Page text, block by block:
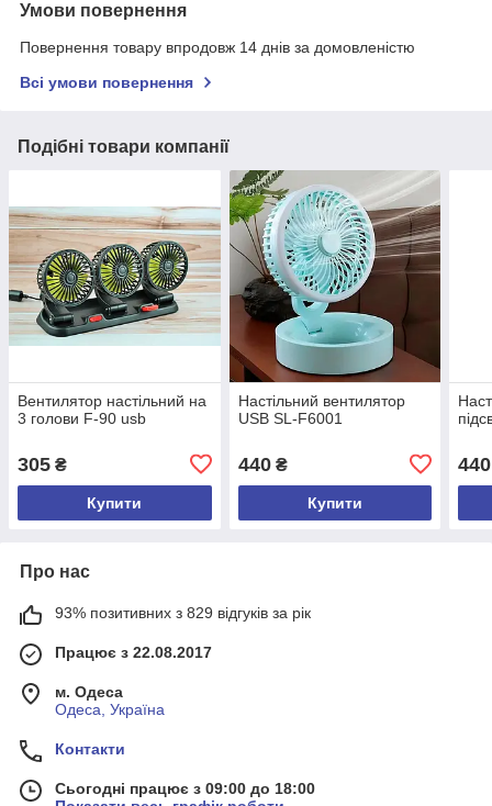
Умови повернення
Повернення товару впродовж 14 днів за домовленістю
Всі умови повернення
Подібні товари компанії
Вентилятор настільний на
3 голови F-90 usb
305 ₴
Купити
Настільний вентилятор
USB SL-F6001
440₴
Купити
440
Про нас
93% позитивних з 829 відгуків за рік
Працює з 22.08.2017
м. Одеса
Одеса, Україна
Контакти
Сьогодні працює з 09:00 до 18:00